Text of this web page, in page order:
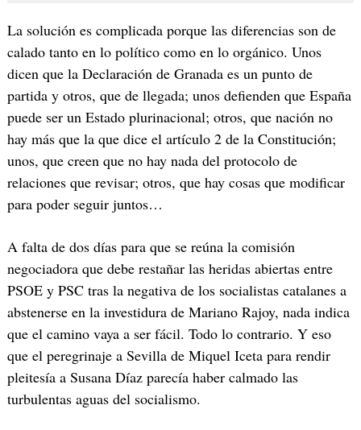
La solución es complicada porque las diferencias son de
calado tanto en lo político como en lo orgánico. Unos
dicen que la Declaración de Granada es un punto de
partida y otros, que de llegada; unos defienden que España
puede ser un Estado plurinacional; otros, que nación no
hay más que la que dice el artículo 2 de la Constitución;
unos, que creen que no hay nada del protocolo de
relaciones que revisar; otros, que hay cosas que modificar
para poder seguir juntos…
A falta de dos días para que se reúna la comisión
negociadora que debe restañar las heridas abiertas entre
PSOE y PSC tras la negativa de los socialistas catalanes a
abstenerse en la investidura de Mariano Rajoy, nada indica
que el camino vaya a ser fácil. Todo lo contrario. Y eso
que el peregrinaje a Sevilla de Miquel Iceta para rendir
pleitesía a Susana Díaz parecía haber calmado las
turbulentas aguas del socialismo.